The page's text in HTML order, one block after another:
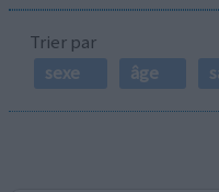
Trier par
sexe
âge